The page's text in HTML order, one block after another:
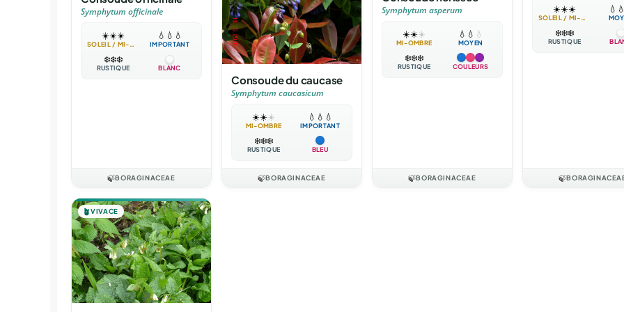
Symphytum officinale
☀️☀️☀️
SOLEIL / MI-OMBRE
💧 💧 💧
IMPORTANT
❄️❄️❄️
RUSTIQUE BLANC
🍃BORAGINACEAE
Consoude du caucase
Symphytum caucasicum
☀️☀️☀️
MI-OMBRE
💧 💧 💧
IMPORTANT
❄️❄️❄️
RUSTIQUE BLEU
🍃BORAGINACEAE
Symphytum asperum
☀️☀️☀️
MI-OMBRE
💧 💧 💧
MOYEN
❄️❄️❄️
RUSTIQUE COULEURS
🍃BORAGINACEAE
☀️☀️☀️
SOLEIL / MI-OMBRE
💧 💧
❄️❄️❄️
RUSTIQUE
🍃
🪴VIVACE